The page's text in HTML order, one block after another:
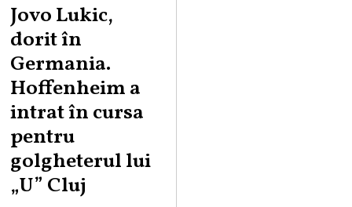
Jovo Lukic,
dorit în
Germania.
Hoffenheim a
intrat în cursa
pentru
golgheterul lui
„U” Cluj